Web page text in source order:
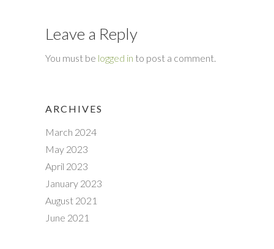
Leave a Reply
You must be logged in to post a comment.
ARCHIVES
March 2024
May 2023
April 2023
January 2023
August 2021
June 2021